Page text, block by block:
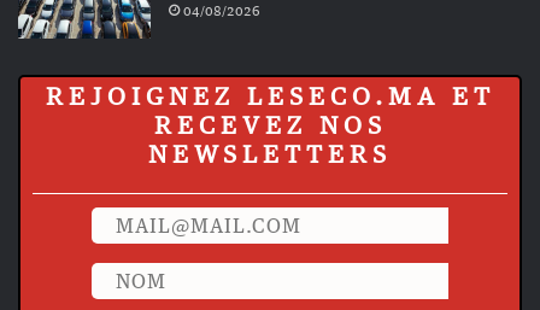
04/08/2026
REJOIGNEZ LESECO.MA ET
RECEVEZ NOS
NEWSLETTERS